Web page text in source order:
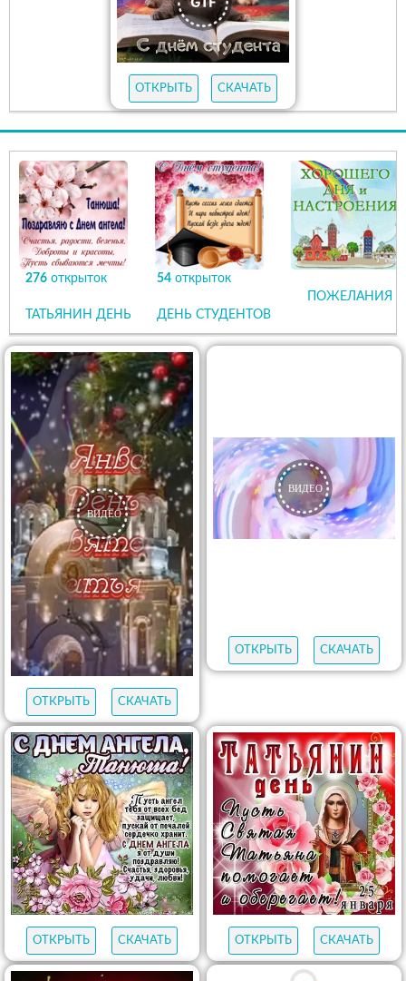
ОТКРЫТЬ СКАЧАТЬ
276открыток
ТАТЬЯНИН ДЕНЬ
54 открыток
ДЕНЬ СТУДЕНТОВ
ПОЖЕЛАНИЯ
ОТКРЫТЬ СКАЧАТЬ
ОТКРЫТЬ СКАЧАТЬ
ОТКРЫТЬ СКАЧАТЬ ОТКРЫТЬ СКАЧАТЬ